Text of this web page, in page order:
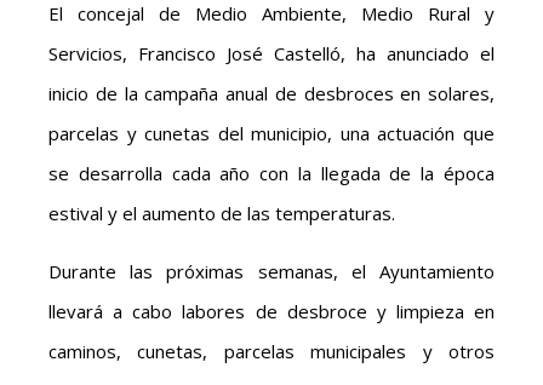
El concejal de Medio Ambiente, Medio Rural y
Servicios, Francisco José Castelló, ha anunciado el
inicio de la campaña anual de desbroces en solares,
parcelas y cunetas del municipio, una actuación que
se desarrolla cada año con la llegada de la época
estival y el aumento de las temperaturas.
Durante las próximas semanas, el Ayuntamiento
llevará a cabo labores de desbroce y limpieza en
caminos, cunetas, parcelas municipales y otros